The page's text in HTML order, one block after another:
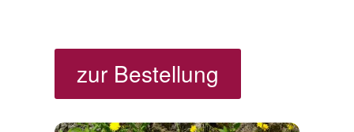
zur Bestellung